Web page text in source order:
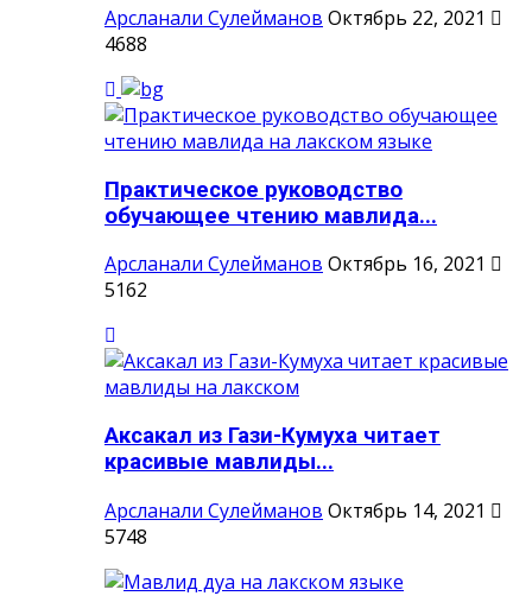
Арсланали Сулейманов Октябрь 22, 2021
4688
Практическое руководство
обучающее чтению мавлида...
Арсланали Сулейманов Октябрь 16, 2021
5162
Аксакал из Гази-Кумуха читает
красивые мавлиды...
Арсланали Сулейманов Октябрь 14, 2021
5748